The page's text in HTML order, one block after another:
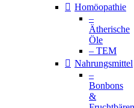
Homöopathie
–
Ätherische
Öle
– TEM
Nahrungsmittel
–
Bonbons
&